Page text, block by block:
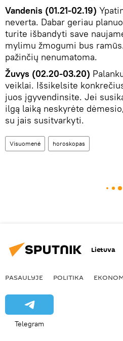
Vandenis (01.21-02.19)
neverta. Dabar geriau
turite išbandyti save
mylimu žmogumi bus
pažinčių nenumatoma.
Žuvys (02.20-03.20)
veiklai. Išsikelsite
juos įgyvendinsite. Jei
ilgą laiką neskyrėte
su jais susitvarkyti.
Visuomenė horoskopas
Lietuva
PASAULYJE POLITIKA
Telegram